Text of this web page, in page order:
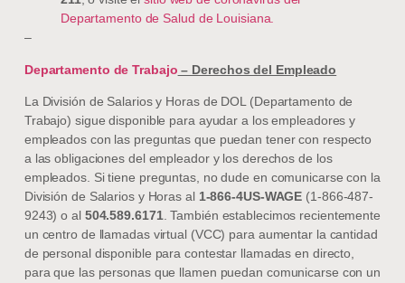
Departamento de Salud de Louisiana.
–
Departamento de Trabajo – Derechos del Empleado
La División de Salarios y Horas de DOL (Departamento de
Trabajo) sigue disponible para ayudar a los empleadores y
empleados con las preguntas que puedan tener con respecto
a las obligaciones del empleador y los derechos de los
empleados. Si tiene preguntas, no dude en comunicarse con la
División de Salarios y Horas al 1-866-4US-WAGE (1-866-487-
9243) o al 504.589.6171. También establecimos recientemente
un centro de llamadas virtual (VCC) para aumentar la cantidad
de personal disponible para contestar llamadas en directo,
para que las personas que llamen puedan comunicarse con un